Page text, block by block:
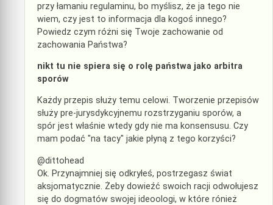
przy łamaniu regulaminu, bo myślisz, że ja tego nie
wiem, czy jest to informacja dla kogoś innego?
Powiedz czym różni się Twoje zachowanie od
zachowania Państwa?
nikt tu nie spiera się o rolę państwa jako arbitra
sporów
Każdy przepis służy temu celowi. Tworzenie przepisów
służy pre-jurysdykcyjnemu rozstrzyganiu sporów, a
spór jest właśnie wtedy gdy nie ma konsensusu. Czy
mam podać "na tacy" jakie płyną z tego korzyści?
@dittohead
Ok. Przynajmniej się odkryłeś, postrzegasz świat
aksjomatycznie. Żeby dowieźć swoich racji odwołujesz
się do dogmatów swojej ideoologi, w które rónież